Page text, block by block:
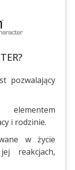
pozwalający
i rodzinie.
w życie
reakcjach,